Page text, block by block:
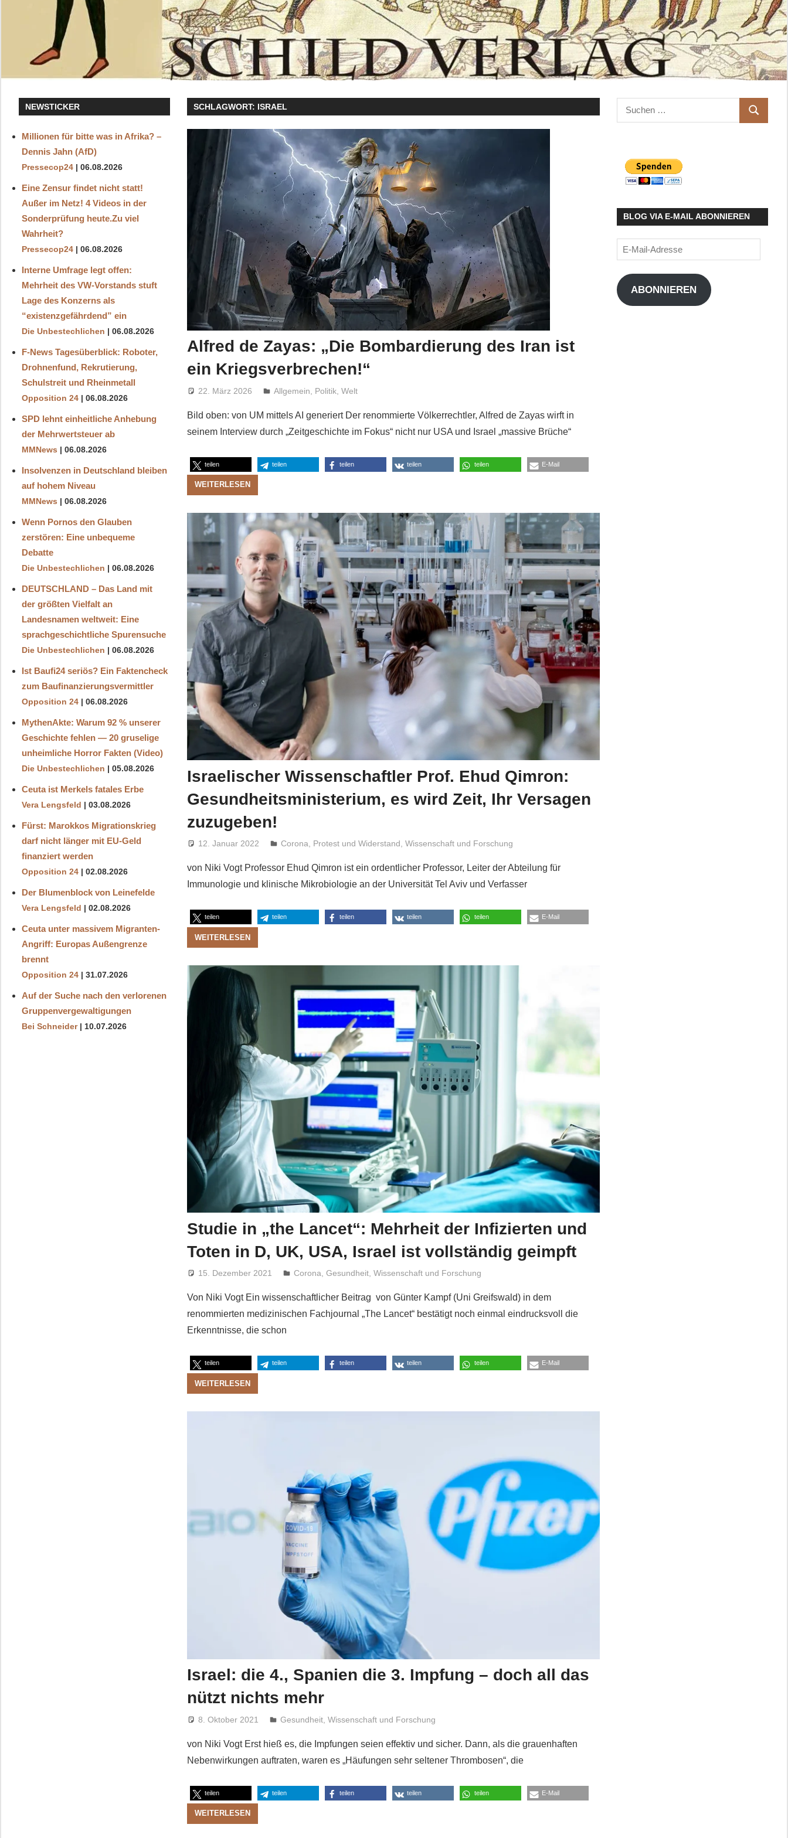
SCHLAGWORT: ISRAEL
Alfred de Zayas: „Die Bombardierung des Iran ist
ein Kriegsverbrechen!“
22. März 2026 Niki Vogt
Allgemein Politik, Welt
Bild oben: von UM mittels AI generiert Der renommierte Völkerrechtler, Alfred de Zayas wirft in
seinem Interview durch „Zeitgeschichte im Fokus“ nicht nur USA und Israel „massive Brüche“
teilen teilen teilen teilen teilen E-Mail
WEITERLESEN
Israelischer Wissenschaftler Prof. Ehud Qimron:
Gesundheitsministerium, es wird Zeit, Ihr Versagen
zuzugeben!
12. Januar 2022 Niki Vogt
Corona, Protest und Widerstand, Wissenschaft und Forschung
von Niki Vogt Professor Ehud Qimron ist ein ordentlicher Professor, Leiter der Abteilung für
Immunologie und klinische Mikrobiologie an der Universität Tel Aviv und Verfasser
teilen teilen teilen teilen teilen E-Mail
WEITERLESEN
Studie in „the Lancet“: Mehrheit der Infizierten und
Toten in D, UK, USA, Israel ist vollständig geimpft
15. Dezember 2021 Niki Vogt
Corona, Gesundheit, Wissenschaft und Forschung
Von Niki Vogt Ein wissenschaftlicher Beitrag von Günter Kampf (Uni Greifswald) in dem
renommierten medizinischen Fachjournal „The Lancet“ bestätigt noch einmal eindrucksvoll die
Erkenntnisse, die schon
teilen teilen teilen teilen teilen E-Mail
WEITERLESEN
Israel: die 4., Spanien die 3. Impfung – doch all das
nützt nichts mehr
8. Oktober 2021 Niki Vogt
Gesundheit, Wissenschaft und Forschung
von Niki Vogt Erst hieß es, die Impfungen seien effektiv und sicher. Dann, als die grauenhaften
Nebenwirkungen auftraten, waren es „Häufungen sehr seltener Thrombosen“, die
teilen teilen teilen teilen teilen E-Mail
WEITERLESEN
NEWSTICKER
Millionen für bitte was in Afrika? –
Dennis Jahn (AfD)
Pressecop24 06.08.2026
Eine Zensur findet nicht statt!
Außer im Netz! 4 Videos in der
Sonderprüfung heute.Zu viel
Wahrheit?
Pressecop24 06.08.2026
Interne Umfrage legt offen:
Mehrheit des VW-Vorstands stuft
Lage des Konzerns als
“existenzgefährdend” ein
Die Unbestechlichen 06.08.2026
F-News Tagesüberblick: Roboter,
Drohnenfund, Rekrutierung,
Schulstreit und Rheinmetall
Opposition 24 06.08.2026
SPD lehnt einheitliche Anhebung
der Mehrwertsteuer ab
MMNews 06.08.2026
Insolvenzen in Deutschland bleiben
auf hohem Niveau
MMNews 06.08.2026
Wenn Pornos den Glauben
zerstören: Eine unbequeme
Debatte
Die Unbestechlichen 06.08.2026
DEUTSCHLAND – Das Land mit
der größten Vielfalt an
Landesnamen weltweit: Eine
sprachgeschichtliche Spurensuche
Die Unbestechlichen 06.08.2026
Ist Baufi24 seriös? Ein Faktencheck
zum Baufinanzierungsvermittler
Opposition 24 06.08.2026
MythenAkte: Warum 92 % unserer
Geschichte fehlen — 20 gruselige
unheimliche Horror Fakten (Video)
Die Unbestechlichen 05.08.2026
Ceuta ist Merkels fatales Erbe
Vera Lengsfeld 03.08.2026
Fürst: Marokkos Migrationskrieg
darf nicht länger mit EU-Geld
finanziert werden
Opposition 24 02.08.2026
Der Blumenblock von Leinefelde
Vera Lengsfeld 02.08.2026
Ceuta unter massivem Migranten-
Angriff: Europas Außengrenze
brennt
Opposition 24 31.07.2026
Auf der Suche nach den verlorenen
Gruppenvergewaltigungen
Bei Schneider 10.07.2026
Suchen
nach:
SUCHEN
BLOG VIA E-MAIL ABONNIEREN
E-
Mail-
Adresse
ABONNIEREN